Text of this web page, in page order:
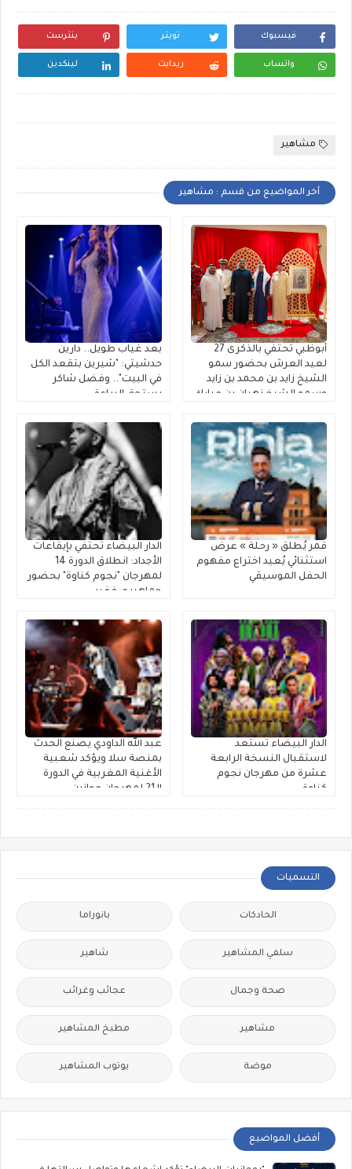
فيسبوك تويتر بنترست
واتساب ريدايت لينكدين
مشاهير
أخر المواضيع من قسم : مشاهير
أبوظبي تحتفي بالذكرى 27
لعيد العرش بحضور سمو
الشيخ زايد بن محمد بن زايد
وسمو الشيخ نهيان بن مبارك
بعد غياب طويل.. دارين
حدشيتي: "شيرين بتقعد الكل
في البيت".. وفضل شاكر
يستحق البراءة
قمر يُطلق « رحلة » عرضٌ
استثنائي يُعيد اختراع مفهوم
الحفل الموسيقي
الدار البيضاء تحتفي بإيقاعات
الأجداد: انطلاق الدورة 14
لمهرجان "نجوم كناوة" بحضور
جماهيري غفير
الدار البيضاء تستعد
لاستقبال النسخة الرابعة
عشرة من مهرجان نجوم
كناوة
عبد الله الداودي يصنع الحدث
بمنصة سلا ويؤكد شعبية
الأغنية المغربية في الدورة
الـ21 لمهرجان موازين
التسميات
الحادكات بانوراما
سلفي المشاهير شاهير
صحة وجمال عجائب وغرائب
مشاهير مطبخ المشاهير
موضة يوتوب المشاهير
أفضل المواضيع